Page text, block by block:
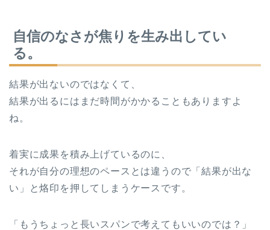
自信のなさが焦りを生み出してい
る。
結果が出ないのではなくて、
結果が出るにはまだ時間がかかることもありますよ
ね。
着実に成果を積み上げているのに、
それが自分の理想のペースとは違うので「結果が出な
い」と烙印を押してしまうケースです。
「もうちょっと長いスパンで考えてもいいのでは？」